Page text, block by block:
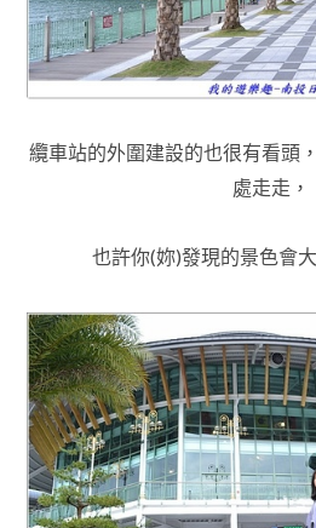
纜車站的外圍建設的也很有看頭
處走走 ，
也許你(妳)發現的景色會